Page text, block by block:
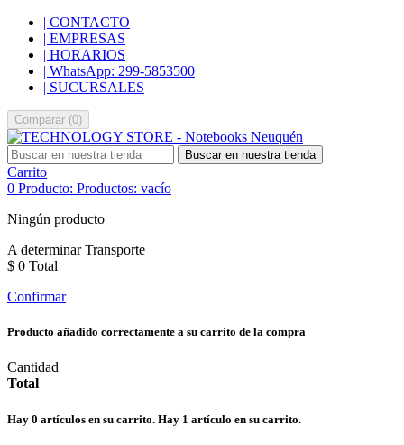
| CONTACTO
| EMPRESAS
| HORARIOS
| WhatsApp: 299-5853500
| SUCURSALES
Comparar (0)
Buscar en nuestra tienda
Carrito
0 Producto: Productos: vacío
Ningún producto
A determinarTransporte
$ 0 Total
Confirmar
Producto añadido correctamente a su carrito de la compra
Cantidad
Total
Hay 0 artículos en su carrito. Hay 1 artículo en su carrito.